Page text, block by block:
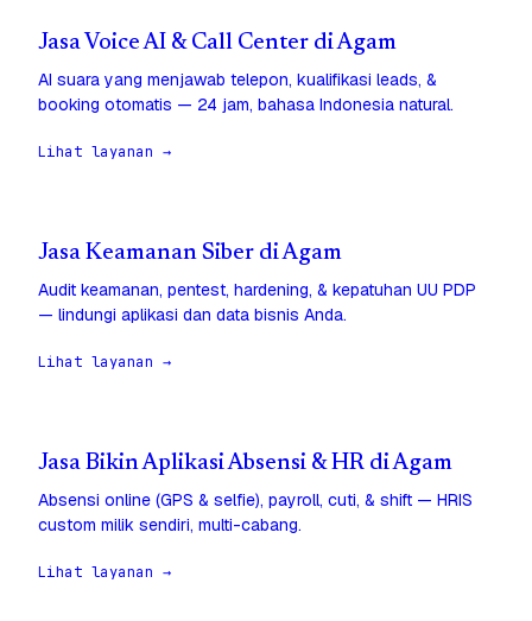
Jasa Voice AI & Call Center di Agam
AI suara yang menjawab telepon, kualifikasi leads, &
booking otomatis — 24 jam, bahasa Indonesia natural.
Lihat layanan →
Jasa Keamanan Siber di Agam
Audit keamanan, pentest, hardening, & kepatuhan UU PDP
— lindungi aplikasi dan data bisnis Anda.
Lihat layanan →
Jasa Bikin Aplikasi Absensi & HR di Agam
Absensi online (GPS & selfie), payroll, cuti, & shift — HRIS
custom milik sendiri, multi-cabang.
Lihat layanan →